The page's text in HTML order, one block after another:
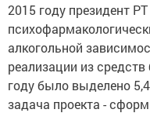
2015 году президент
алкогольной
реализации из
году было выделено
задача проекта -